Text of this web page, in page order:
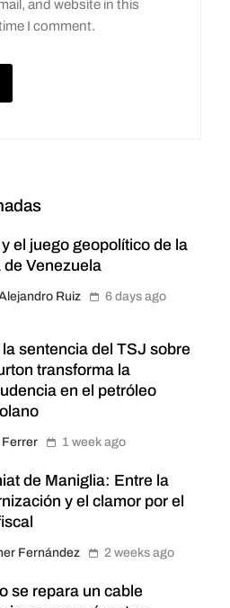
and website in this
I comment.
el juego geopolítico de la
de Venezuela
Ruiz 6 days ago
sentencia del TSJ sobre
transforma la
en el petróleo
Ferrer 1 week ago
de Maniglia: Entre la
y el clamor por el
Fernández 2 weeks ago
se repara un cable